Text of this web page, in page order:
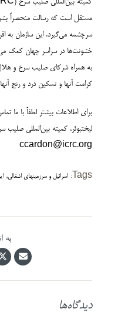
سرچشمه می‌گیرد. این سازمان به
خشونت‌ها در سراسر جهان کمک
به همراه شرکای صلیب سرخ و
کرامت آنها و تسکین درد و رنج
برای اطلاعات بیشتر لطفاً با ما
ccardon@icrc.org
Tags: اسرائیل و سرزمینهای اشغالی,
به
دیدگاه‌ها